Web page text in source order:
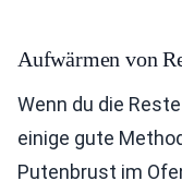
Aufwärmen von
Wenn du die
einige gute
Putenbrust im